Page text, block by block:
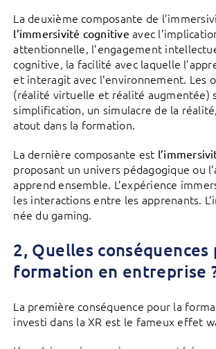
La deuxième composante de
l’immersivité cognitive avec
attentionnelle, l’engagement
cognitive, la facilité avec laquelle
et interagit avec l’environnement. Les
(réalité virtuelle et réalité augmentée)
simplification, un simulacre de la
atout dans la formation.
La dernière composante est
proposant un univers pédagogique ou
apprend ensemble. L’expérience
les interactions entre les apprenants.
née du gaming.
2, Quelles conséquences
formation en entreprise
La première conséquence pour la
investi dans la XR est le fameux effet